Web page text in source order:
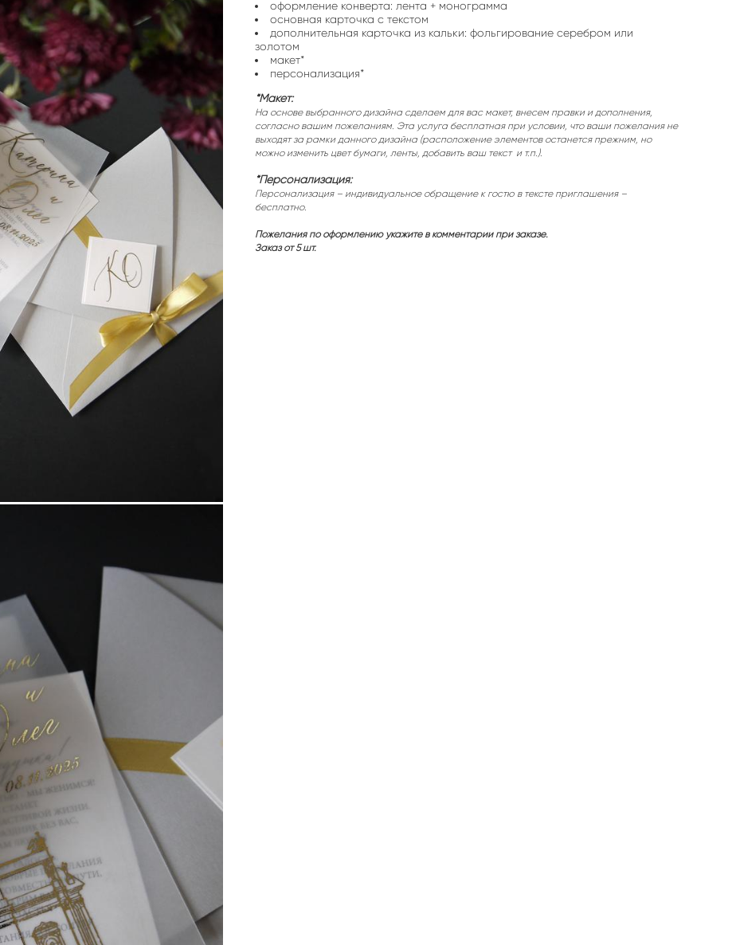
оформление конверта: лента + монограмма
основная карточка с текстом
дополнительная карточка из кальки: фольгирование серебром или
золотом
макет*
персонализация*
*Макет:
На основе выбранного дизайна сделаем для вас макет, внесем правки и дополнения,
согласно вашим пожеланиям. Эта услуга бесплатная при условии, что ваши пожелания не
выходят за рамки данного дизайна (расположение элементов останется прежним, но
можно изменить цвет бумаги, ленты, добавить ваш текст и т.п.).
*Персонализация:
Персонализация – индивидуальное обращение к гостю в тексте приглашения –
бесплатно.
Пожелания по оформлению укажите в комментарии при заказе.
​Заказ от 5 шт.